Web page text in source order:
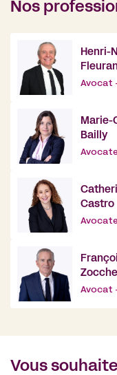
Nos
Henri-
Avocat
Marie-
Bailly
Castro
Avocat
Vous